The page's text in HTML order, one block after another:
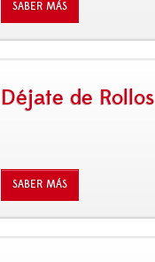
SABER MÁS
Déjate de Rollos
SABER MÁS